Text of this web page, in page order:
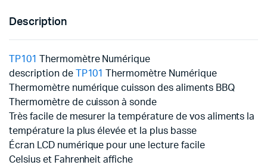
Description
TP101
Thermomètre Numérique
description de
TP101
Thermomètre Numérique
Thermomètre numérique cuisson des aliments BBQ
Thermomètre de cuisson à sonde
Très facile de mesurer la température de vos aliments la
température la plus élevée et la plus basse
Écran LCD numérique pour une lecture facile
Celsius et Fahrenheit affiche